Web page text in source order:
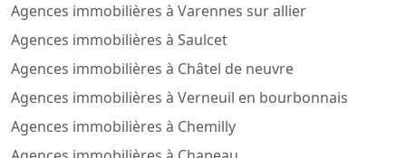
Agences immobilières à Varennes sur allier
Agences immobilières à Saulcet
Agences immobilières à Châtel de neuvre
Agences immobilières à Verneuil en bourbonnais
Agences immobilières à Chemilly